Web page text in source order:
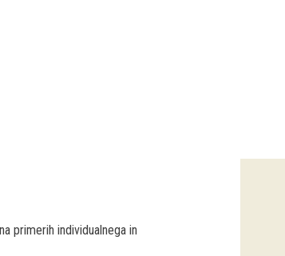
primerih individualnega in